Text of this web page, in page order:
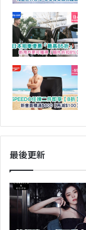
最後更新